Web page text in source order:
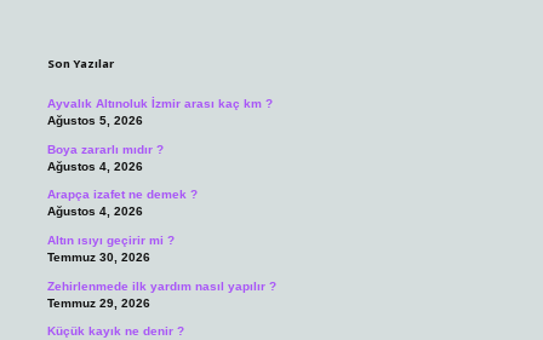
Son Yazılar
Ayvalık Altınoluk İzmir arası kaç km ?
Ağustos 5, 2026
Boya zararlı mıdır ?
Ağustos 4, 2026
Arapça izafet ne demek ?
Ağustos 4, 2026
Altın ısıyı geçirir mi ?
Temmuz 30, 2026
Zehirlenmede ilk yardım nasıl yapılır ?
Temmuz 29, 2026
Küçük kayık ne denir ?